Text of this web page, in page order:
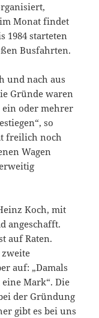
Monat findet
1984 starteten
Busfahrten.
und nach aus
Gründe waren
oder mehrer
so
freilich noch
Wagen
Koch, mit
angeschafft.
auf Raten.
auf: „Damals
Mark“. Die
der Gründung
gibt es bei uns